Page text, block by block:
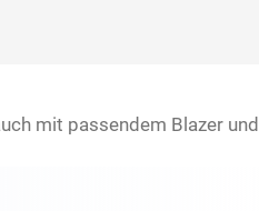
mit passendem Blazer und